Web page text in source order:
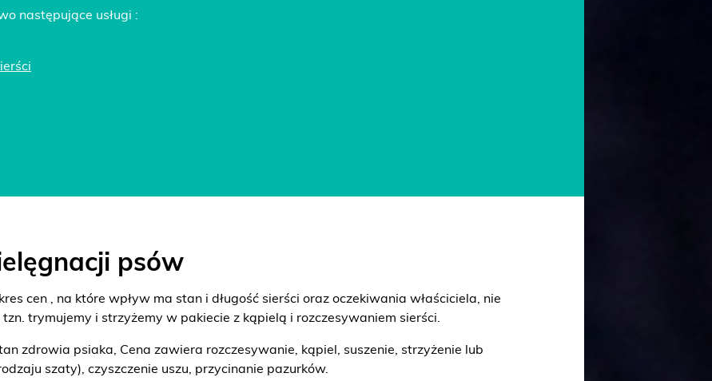
następujące usługi :
psów
cen , na które wpływ ma stan i długość sierści oraz oczekiwania właściciela, nie
trymujemy i strzyżemy w pakiecie z kąpielą i rozczesywaniem sierści.
zdrowia psiaka, Cena zawiera rozczesywanie, kąpiel, suszenie, strzyżenie lub
szaty), czyszczenie uszu, przycinanie pazurków.